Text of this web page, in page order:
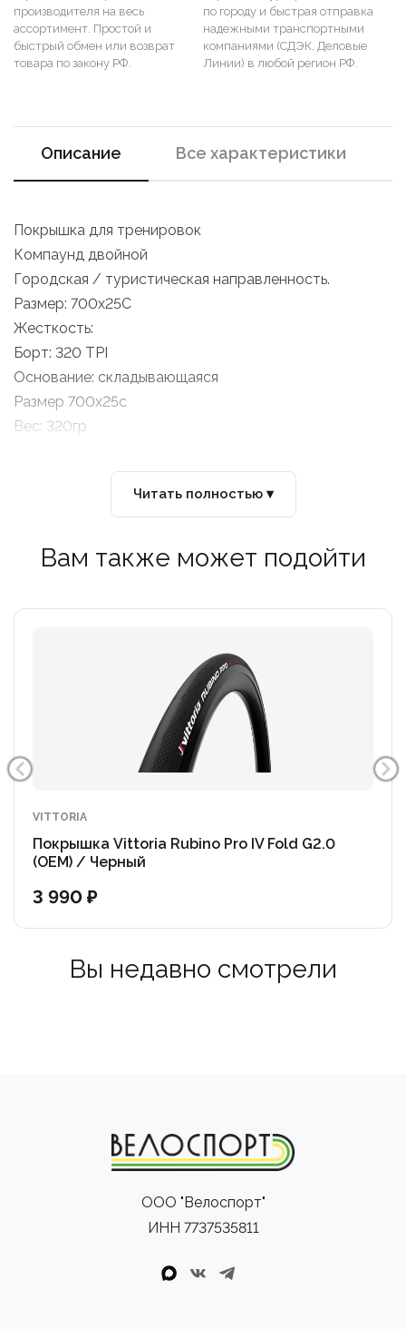
производителя на весь
ассортимент. Простой и
быстрый обмен или возврат
товара по закону РФ.
по городу и быстрая отправка
надежными транспортными
компаниями (СДЭК, Деловые
Линии) в любой регион РФ.
Описание Все характеристики
Покрышка для тренировок
Компаунд двойной
Городская / туристическая направленность.
Размер: 700х25С
Жесткость:
Борт: 320 TPI
Основание: складывающаяся
Размер 700x25c
Вес: 320гр
Читать полностью ▾
Вам также может подойти
VITTORIA
Покрышка Vittoria Rubino Pro IV Fold G2.0
(OEM) / Черный
3 990 ₽
Вы недавно смотрели
ООО "Велоспорт"
ИНН 7737535811